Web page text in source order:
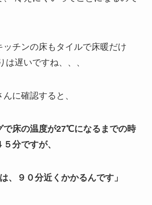
ッチンの床もタイルで床暖だけ
は遅いですね、、、
に確認すると、
で床の温度が27℃になるまでの時
分ですが、
、９０分近くかかるんです」